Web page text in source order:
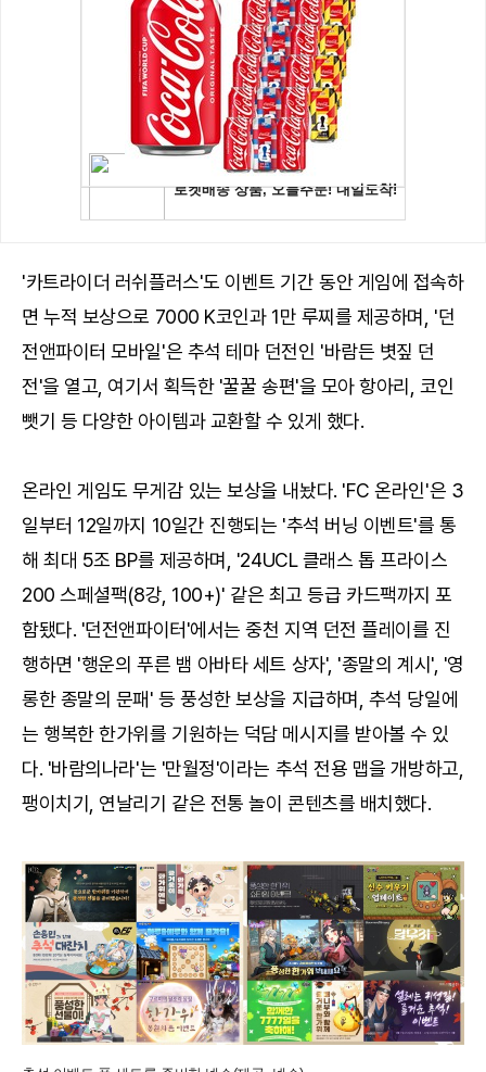
'카트라이더 러쉬플러스'도 이벤트 기간 동안 게임에 접속하
면 누적 보상으로 7000 K코인과 1만 루찌를 제공하며, '던
전앤파이터 모바일'은 추석 테마 던전인 '바람든 볏짚 던
전'을 열고, 여기서 획득한 '꿀꿀 송편'을 모아 항아리, 코인
뺏기 등 다양한 아이템과 교환할 수 있게 했다.
온라인 게임도 무게감 있는 보상을 내놨다. 'FC 온라인'은 3
일부터 12일까지 10일간 진행되는 '추석 버닝 이벤트'를 통
해 최대 5조 BP를 제공하며, '24UCL 클래스 톱 프라이스
200 스페셜팩(8강, 100+)' 같은 최고 등급 카드팩까지 포
함됐다. '던전앤파이터'에서는 중천 지역 던전 플레이를 진
행하면 '행운의 푸른 뱀 아바타 세트 상자', '종말의 계시', '영
롱한 종말의 문패' 등 풍성한 보상을 지급하며, 추석 당일에
는 행복한 한가위를 기원하는 덕담 메시지를 받아볼 수 있
다. '바람의나라'는 '만월정'이라는 추석 전용 맵을 개방하고,
팽이치기, 연날리기 같은 전통 놀이 콘텐츠를 배치했다.